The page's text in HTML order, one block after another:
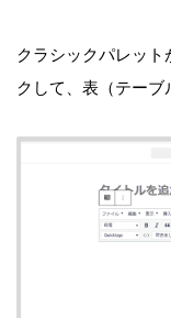
クラシックパレット
クして、表（テーブ